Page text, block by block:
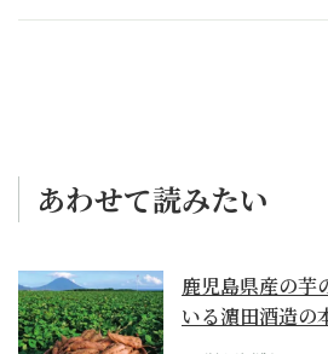
あわせて読みたい
鹿児島県産の芋
いる濵田酒造の